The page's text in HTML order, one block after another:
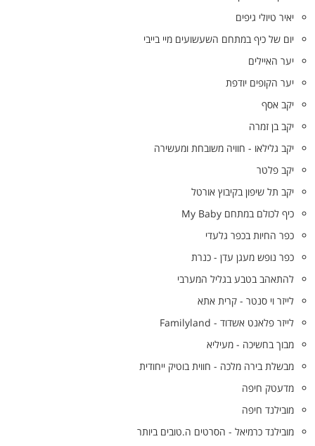
יאיר טיולי גיפים
יום של כיף במתחם השעשועים מיי בייבי
יער האיילים
יער הקופים יודפת
יקב אסף
יקב בן זמרה
יקב גלילאו - חוויה משובחת ומעשירה
יקב פלטר
יקב תל שיפון בקיבוץ אורטל
כיף לכולם במתחם My Baby
כפר החיות בכפר גלעדי
כפר נופש מעגן עדן - כנרת
להתאהב בטבע בגליל המערבי
לייזר וי סנטר - קרית אתא
לייזר פלאנט אשדוד - Familyland
מבוך בחשיכה - מעיליא
מבשלת בירה מלכה - חווית בוטיק ייחודית
מדעטק חיפה
מובילנד חיפה
מובילנד כרמיאל - הסרטים ה.טובים ביותר